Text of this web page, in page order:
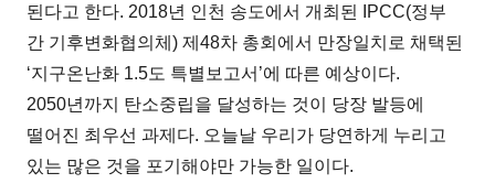
된다고 한다. 2018년 인천 송도에서 개최된 IPCC(정부
간 기후변화협의체) 제48차 총회에서 만장일치로 채택된
‘지구온난화 1.5도 특별보고서’에 따른 예상이다.
2050년까지 탄소중립을 달성하는 것이 당장 발등에
떨어진 최우선 과제다. 오늘날 우리가 당연하게 누리고
있는 많은 것을 포기해야만 가능한 일이다.